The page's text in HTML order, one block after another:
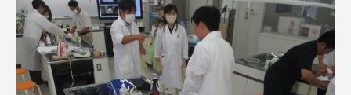
認証評価